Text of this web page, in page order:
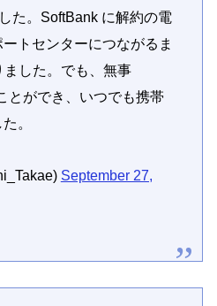
た。SoftBank に解約の電
トセンターにつながるま
した。でも、無事
とができ、いつでも携帯
。
September 27,